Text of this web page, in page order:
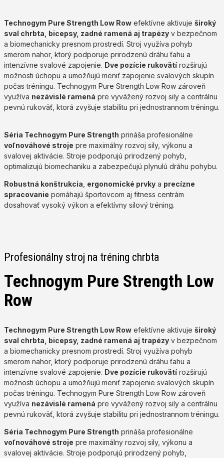
Technogym Pure Strength Low Row efektívne aktivuje široký
sval chrbta, bicepsy, zadné ramená aj trapézy v bezpečnom
a biomechanicky presnom prostredí. Stroj využíva pohyb
smerom nahor, ktorý podporuje prirodzenú dráhu ťahu a
intenzívne svalové zapojenie. Dve pozície rukovätí rozširujú
možnosti úchopu a umožňujú meniť zapojenie svalových skupín
počas tréningu. Technogym Pure Strength Low Row zároveň
využíva nezávislé ramená pre vyvážený rozvoj sily a centrálnu
pevnú rukoväť, ktorá zvyšuje stabilitu pri jednostrannom tréningu.
Séria Technogym Pure Strength prináša profesionálne
voľnováhové stroje pre maximálny rozvoj sily, výkonu a
svalovej aktivácie. Stroje podporujú prirodzený pohyb,
optimalizujú biomechaniku a zabezpečujú plynulú dráhu pohybu.
Robustná konštrukcia ergonomické prvky a precízne
spracovanie pomáhajú športovcom aj fitness centrám
dosahovať vysoký výkon a efektívny silový tréning.
Profesionálny stroj na tréning chrbta
Technogym Pure Strength Low
Row
Technogym Pure Strength Low Row efektívne aktivuje široký
sval chrbta, bicepsy, zadné ramená aj trapézy v bezpečnom
a biomechanicky presnom prostredí. Stroj využíva pohyb
smerom nahor, ktorý podporuje prirodzenú dráhu ťahu a
intenzívne svalové zapojenie. Dve pozície rukovätí rozširujú
možnosti úchopu a umožňujú meniť zapojenie svalových skupín
počas tréningu. Technogym Pure Strength Low Row zároveň
využíva nezávislé ramená pre vyvážený rozvoj sily a centrálnu
pevnú rukoväť, ktorá zvyšuje stabilitu pri jednostrannom tréningu.
Séria Technogym Pure Strength prináša profesionálne
voľnováhové stroje pre maximálny rozvoj sily, výkonu a
svalovej aktivácie. Stroje podporujú prirodzený pohyb,